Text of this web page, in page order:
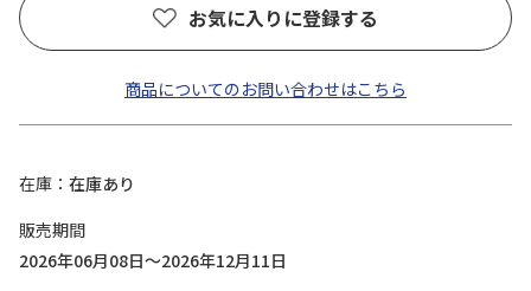
お気に入りに登録する
商品についてのお問い合わせはこちら
在庫
在庫あり
販売期間
2026年06月08日～2026年12月11日